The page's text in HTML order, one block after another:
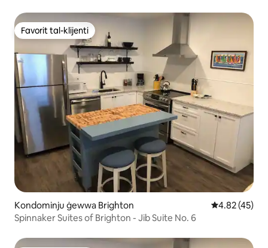
Favorit tal-klijenti
Favorit tal-klijenti
Kondominju ġewwa Brighton Rating
4.82 (45)
Spinnaker Suites of Brighton - Jib Suite No. 6